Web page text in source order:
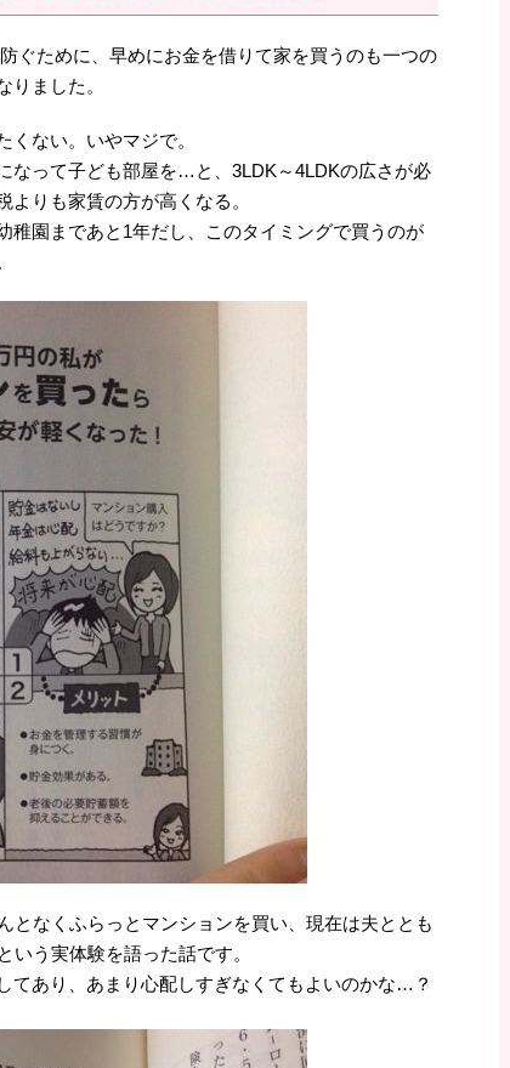
ぐために、早めにお金を借りて家を買うのも一つの
ました。
ない。いやマジで。
なって子ども部屋を…と、3LDK～4LDKの広さが必
りも家賃の方が高くなる。
園まであと1年だし、このタイミングで買うのが
となくふらっとマンションを買い、現在は夫ととも
う実体験を語った話です。
てあり、あまり心配しすぎなくてもよいのかな…？